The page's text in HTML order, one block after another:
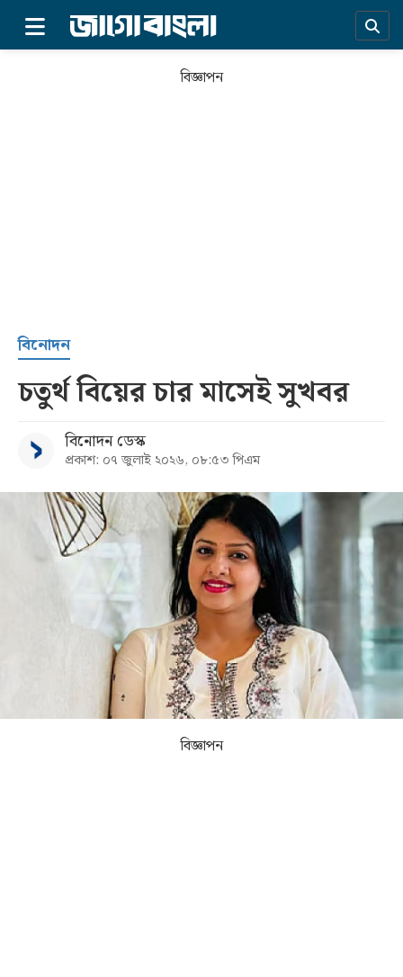
সর্বশেষ
সব
আর্কাইভ
বিজ্ঞাপন
বিনোদন
চতুর্থ বিয়ের চার মাসেই সুখবর
বিনোদন ডেস্ক
প্রকাশ: ০৭ জুলাই ২০২৬, ০৮:৫৩ পিএম
বিজ্ঞাপন